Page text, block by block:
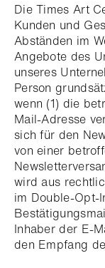
Die Times Art
Kunden und
Abständen im
Angebote des
unseres
Person
wenn (1) die
Mail-Adresse
sich für den
von einer
wird aus
im Double-Opt-
Inhaber der E-
den Empfang